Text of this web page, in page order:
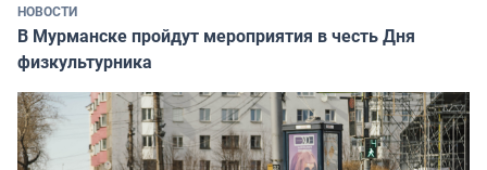
НОВОСТИ
В Мурманске пройдут мероприятия в честь Дня
физкультурника